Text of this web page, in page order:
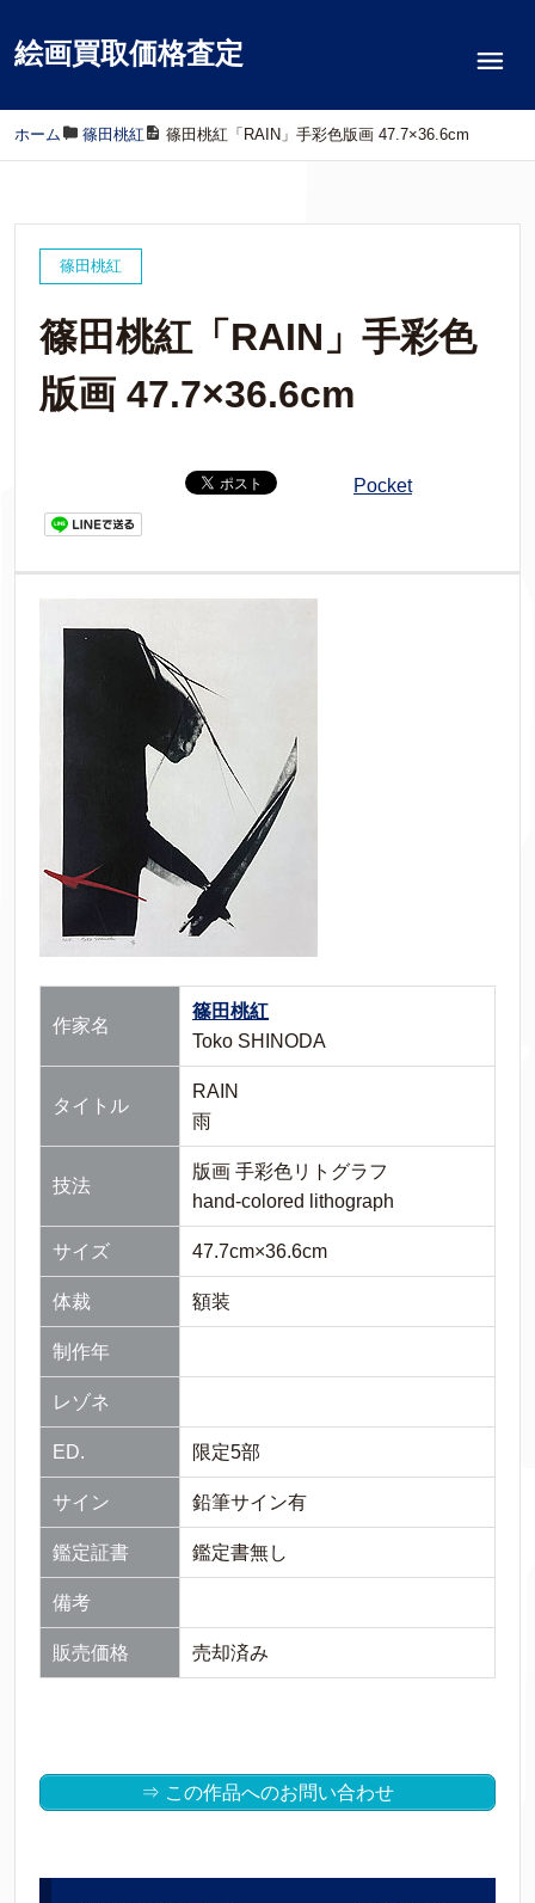
絵画買取価格査定
ホーム / 篠田桃紅 / 篠田桃紅「RAIN」手彩色版画 47.7×36.6cm
篠田桃紅
篠田桃紅「RAIN」手彩色
版画 47.7×36.6cm
Pocket
作家名
篠田桃紅
Toko SHINODA
タイトル
RAIN
雨
技法
版画 手彩色リトグラフ
hand-colored lithograph
サイズ 47.7cm×36.6cm
体裁 額装
制作年
レゾネ
ED. 限定5部
サイン 鉛筆サイン有
鑑定証書 鑑定書無し
備考
販売価格 売却済み
⇒ この作品へのお問い合わせ